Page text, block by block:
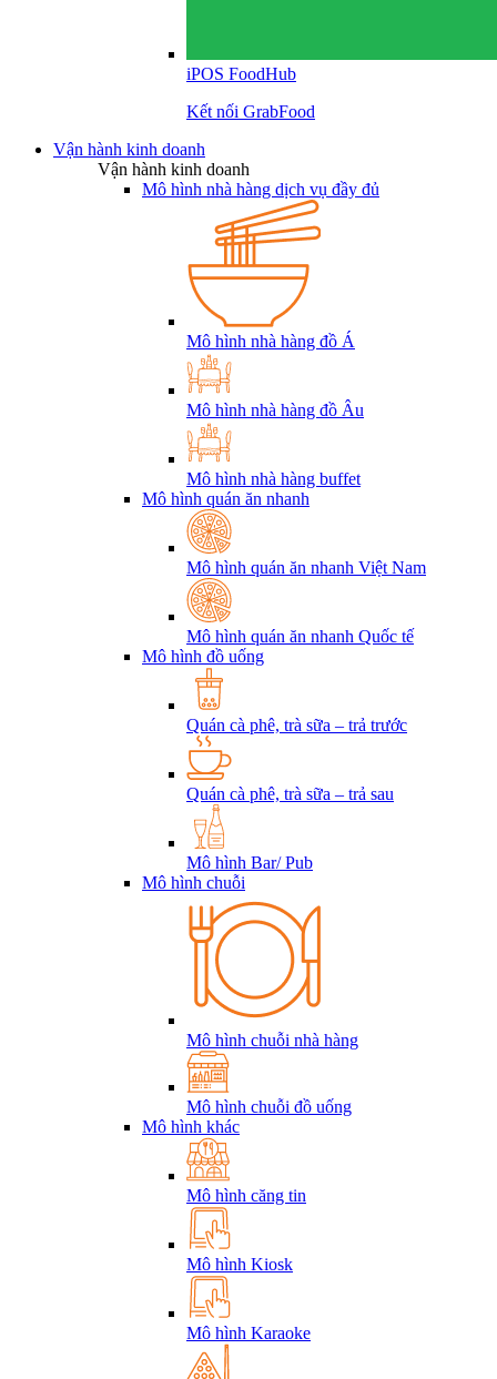
iPOS FoodHub
Kết nối GrabFood
Vận hành kinh doanh
Vận hành kinh doanh
Mô hình nhà hàng dịch vụ đầy đủ
Mô hình nhà hàng đồ Á
Mô hình nhà hàng đồ Âu
Mô hình nhà hàng buffet
Mô hình quán ăn nhanh
Mô hình quán ăn nhanh Việt Nam
Mô hình quán ăn nhanh Quốc tế
Mô hình đồ uống
Quán cà phê, trà sữa – trả trước
Quán cà phê, trà sữa – trả sau
Mô hình Bar/ Pub
Mô hình chuỗi
Mô hình chuỗi nhà hàng
Mô hình chuỗi đồ uống
Mô hình khác
Mô hình căng tin
Mô hình Kiosk
Mô hình Karaoke